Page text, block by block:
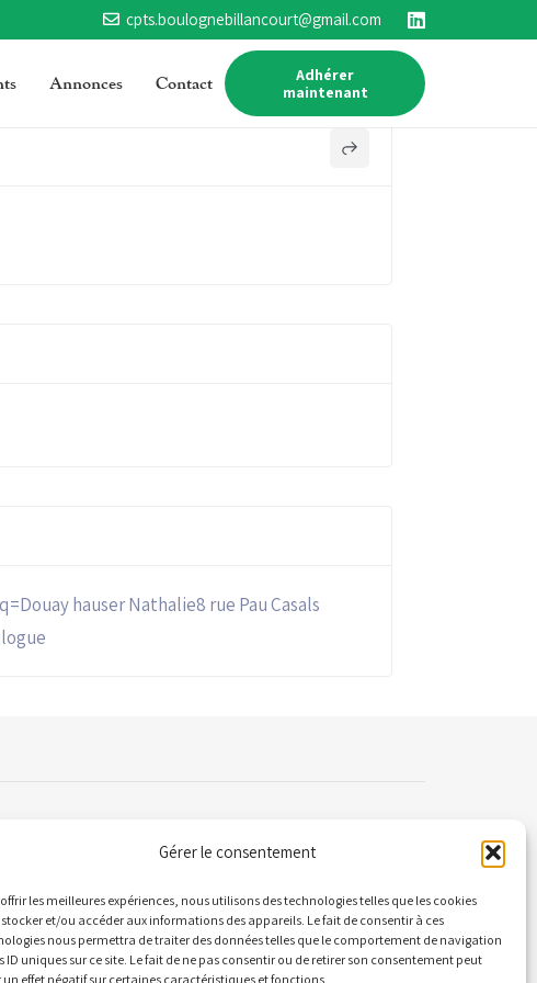
Gérer le consentement
les meilleures expériences, nous utilisons des technologies telles que les cookies
et/ou accéder aux informations des appareils. Le fait de consentir à ces
nous permettra de traiter des données telles que le comportement de navigation
ID uniques sur ce site. Le fait de ne pas consentir ou de retirer son consentement peut
un effet négatif sur certaines caractéristiques et fonctions.
cpts.boulognebillancourt@gmail.com
Annonces Contact
Adhérer
maintenant
hauser Nathalie8 rue Pau Casals
21 Quai Alphonse le Gallo 92100 Boulogne-